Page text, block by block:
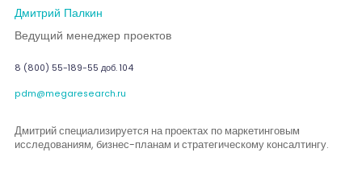
Дмитрий Палкин
Ведущий менеджер проектов
8 (800) 55-189-55 доб. 104
pdm@megaresearch.ru
Дмитрий специализируется на проектах по маркетинговым
исследованиям, бизнес-планам и стратегическому консалтингу.